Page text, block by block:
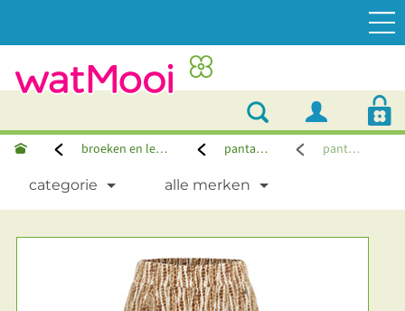
broeken en leggings pantalons pantalon
categorie alle merken